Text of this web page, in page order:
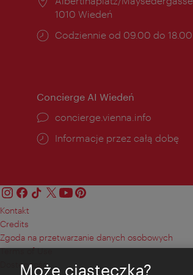
1010 Wiedeń
Godziny
Codziennie od 09.00 do 18.00
Concierge AI Wiedeń
concierge.vienna.info
Informacje przez całą dobę
Kontakt
Credits
Zgoda na przetwarzanie danych osobowych
Terms of Use
Dostępność
Może ciasteczka?